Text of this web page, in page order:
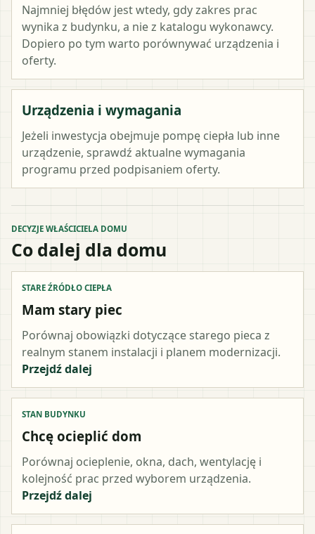
Najmniej błędów jest wtedy, gdy zakres prac
wynika z budynku, a nie z katalogu wykonawcy.
Dopiero po tym warto porównywać urządzenia i
oferty.
Urządzenia i wymagania
Jeżeli inwestycja obejmuje pompę ciepła lub inne
urządzenie, sprawdź aktualne wymagania
programu przed podpisaniem oferty.
DECYZJE WŁAŚCICIELA DOMU
Co dalej dla domu
STARE ŹRÓDŁO CIEPŁA
Mam stary piec
Porównaj obowiązki dotyczące starego pieca z
realnym stanem instalacji i planem modernizacji.
Przejdź dalej
STAN BUDYNKU
Chcę ocieplić dom
Porównaj ocieplenie, okna, dach, wentylację i
kolejność prac przed wyborem urządzenia.
Przejdź dalej